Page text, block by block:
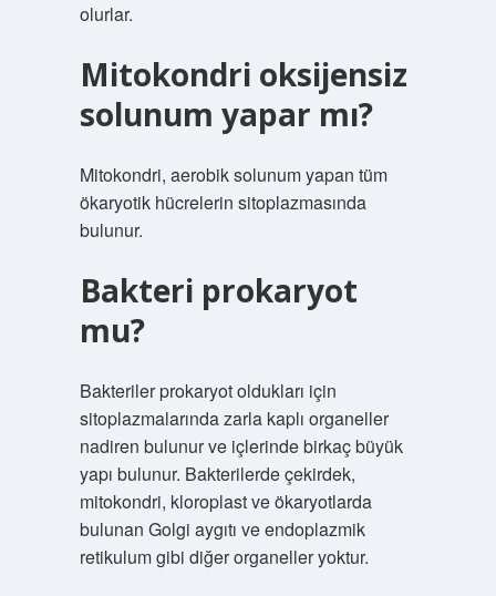
olurlar.
Mitokondri oksijensiz
solunum yapar mı?
Mitokondri, aerobik solunum yapan tüm
ökaryotik hücrelerin sitoplazmasında
bulunur.
Bakteri prokaryot
mu?
Bakteriler prokaryot oldukları için
sitoplazmalarında zarla kaplı organeller
nadiren bulunur ve içlerinde birkaç büyük
yapı bulunur. Bakterilerde çekirdek,
mitokondri, kloroplast ve ökaryotlarda
bulunan Golgi aygıtı ve endoplazmik
retikulum gibi diğer organeller yoktur.